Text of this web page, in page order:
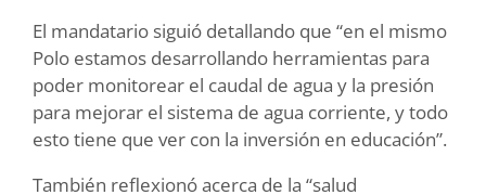
El mandatario siguió detallando que “en el mismo
Polo estamos desarrollando herramientas para
poder monitorear el caudal de agua y la presión
para mejorar el sistema de agua corriente, y todo
esto tiene que ver con la inversión en educación”.
También reflexionó acerca de la “salud